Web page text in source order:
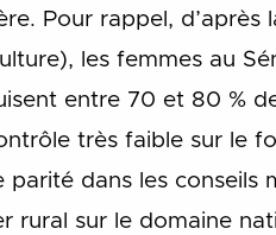
Pour rappel, d’après
les femmes au
entre 70 et 80 %
très faible sur le
dans les conseils
rural sur le domaine